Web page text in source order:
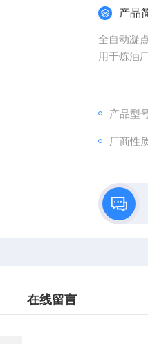
产品
全自动凝
用于炼油
产品型
厂商性
在线留言